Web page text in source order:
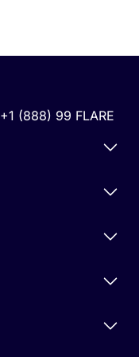
+1 (888) 99 FLARE